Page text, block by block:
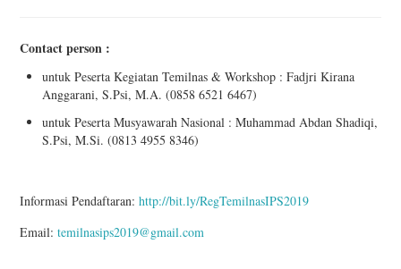
Contact person :
untuk Peserta Kegiatan Temilnas & Workshop : Fadjri Kirana
Anggarani, S.Psi, M.A. (0858 6521 6467)
untuk Peserta Musyawarah Nasional : Muhammad Abdan Shadiqi,
S.Psi, M.Si. (0813 4955 8346)
Informasi Pendaftaran:http://bit.ly/RegTemilnasIPS2019
Email:temilnasips2019@gmail.com